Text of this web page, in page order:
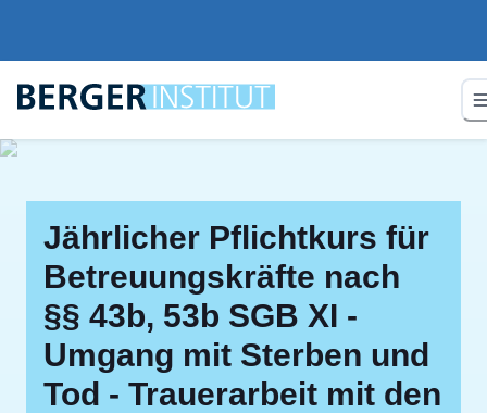
Jährlicher Pflichtkurs für
Betreuungskräfte nach
§§ 43b, 53b SGB XI -
Umgang mit Sterben und
Tod - Trauerarbeit mit den